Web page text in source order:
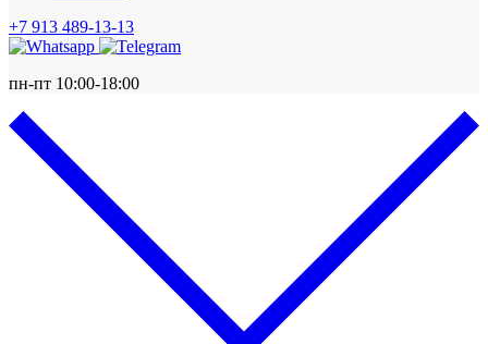
+7 913 489-13-13
пн-пт 10:00-18:00